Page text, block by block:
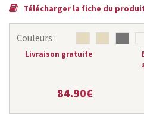
Télécharger la fiche du
Couleurs :
Livraison gratuite
84.90€